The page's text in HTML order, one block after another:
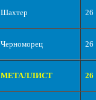
Шахтер 26
Черноморец 26
МЕТАЛЛИСТ 26